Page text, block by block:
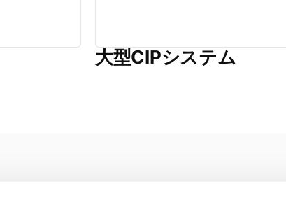
大型CIPシステム